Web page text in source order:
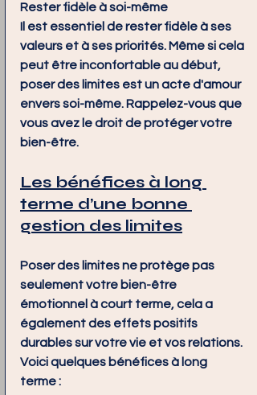
Rester fidèle à soi-même
Il est essentiel de rester fidèle à ses
valeurs et à ses priorités. Même si cela
peut être inconfortable au début,
poser des limites est un acte d'amour
envers soi-même. Rappelez-vous que
vous avez le droit de protéger votre
bien-être.
Les bénéfices à long
terme d’une bonne
gestion des limites
Poser des limites ne protège pas
seulement votre bien-être
émotionnel à court terme, cela a
également des effets positifs
durables sur votre vie et vos relations.
Voici quelques bénéfices à long
terme :